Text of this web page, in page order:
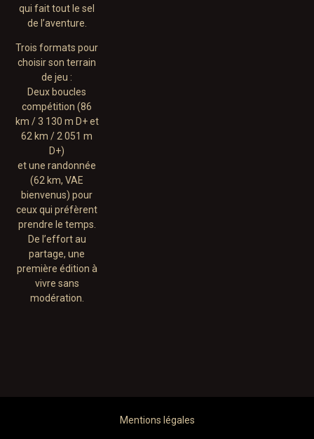
qui fait tout le sel
de l’aventure.
Trois formats pour
choisir son terrain
de jeu :
Deux boucles
compétition (86
km / 3 130 m D+ et
62 km / 2 051 m
D+)
et une randonnée
(62 km, VAE
bienvenus) pour
ceux qui préfèrent
prendre le temps.
De l’effort au
partage, une
première édition à
vivre sans
modération.
Mentions légales